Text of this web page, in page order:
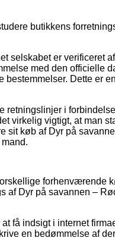
butikkens
selskabet er verificeret
med den officielle
Dette er
retningslinjer i
virkelig vigtigt, at man
sit køb af Dyr på
forhenværende
af Dyr på savannen –
få indsigt i internet
en bedømmelse af